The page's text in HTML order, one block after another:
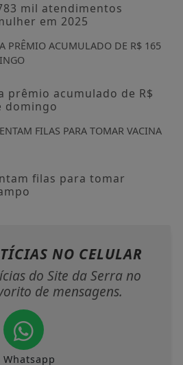
mil atendimentos
em 2025
prêmio acumulado de R$
domingo
filas para tomar
NO CELULAR
do Site da Serra no
de mensagens.
Whatsapp